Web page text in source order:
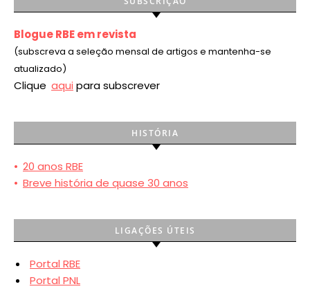
Blogue RBE em revista
(subscreva a seleção mensal de artigos e mantenha-se
atualizado)
Clique aqui para subscrever
HISTÓRIA
• 20 anos RBE
• Breve história de quase 30 anos
LIGAÇÕES ÚTEIS
Portal RBE
Portal PNL